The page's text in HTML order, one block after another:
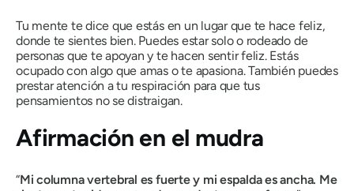
Tu mente te dice que estás en un lugar que te hace feliz,
donde te sientes bien. Puedes estar solo o rodeado de
personas que te apoyan y te hacen sentir feliz. Estás
ocupado con algo que amas o te apasiona. También puedes
prestar atención a tu respiración para que tus
pensamientos no se distraigan.
Afirmación en el mudra
“Mi columna vertebral es fuerte y mi espalda es ancha. Me